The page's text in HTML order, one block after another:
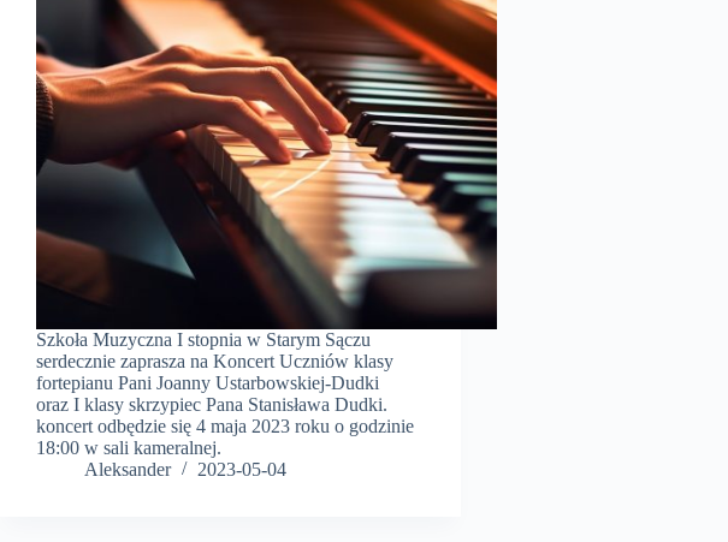
Szkoła Muzyczna I stopnia w Starym Sączu
serdecznie zaprasza na Koncert Uczniów klasy
fortepianu Pani Joanny Ustarbowskiej-Dudki
oraz I klasy skrzypiec Pana Stanisława Dudki.
koncert odbędzie się 4 maja 2023 roku o godzinie
18:00 w sali kameralnej.
Aleksander
2023-05-04